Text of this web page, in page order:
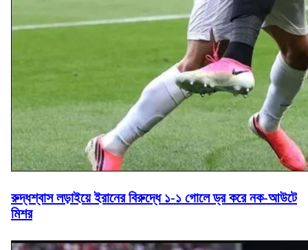
রুদ্ধশ্বাস লড়াইয়ে ইরানের বিরুদ্ধে ১-১ গোলে ড্র করে নক-আউটে
মিশর